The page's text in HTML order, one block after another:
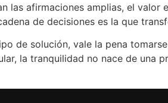
las afirmaciones amplias, el
de decisiones es la que
de solución, vale la pena
la tranquilidad no nace de una